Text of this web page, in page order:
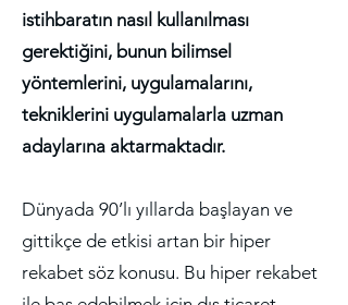
istihbaratın nasıl kullanılması
gerektiğini, bunun bilimsel
yöntemlerini, uygulamalarını,
tekniklerini uygulamalarla uzman
adaylarına aktarmaktadır.
Dünyada 90’lı yıllarda başlayan ve
gittikçe de etkisi artan bir hiper
rekabet söz konusu. Bu hiper rekabet